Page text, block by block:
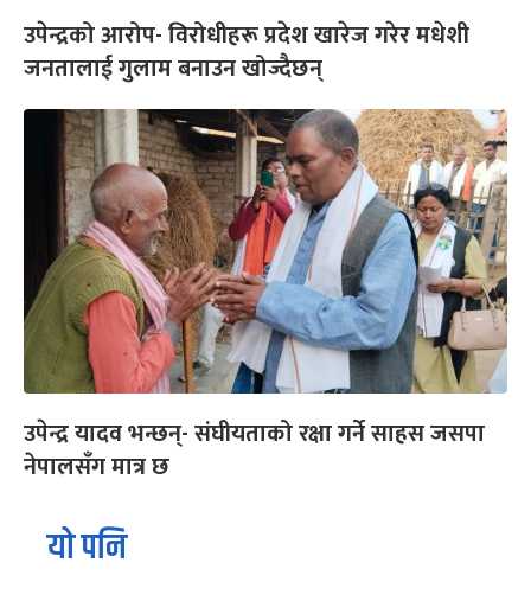
उपेन्द्रको आरोप- विरोधीहरू प्रदेश खारेज गरेर मधेशी
जनतालाई गुलाम बनाउन खोज्दैछन्
उपेन्द्र यादव भन्छन्- संघीयताको रक्षा गर्ने साहस जसपा
नेपालसँग मात्र छ
यो पनि